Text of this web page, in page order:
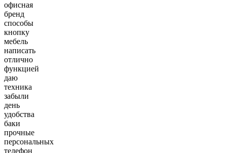
офисная
бренд
способы
кнопку
мебель
написать
отлично
функцией
даю
техника
забыли
день
удобства
баки
прочные
персональных
телефон